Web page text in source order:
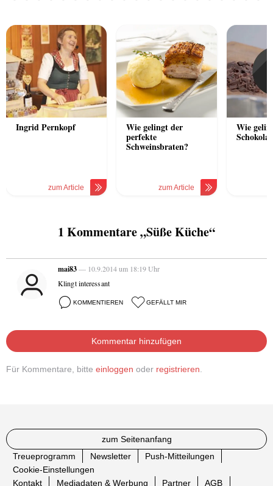
Ingrid Pernkopf
zum Article
Wie gelingt der
perfekte
Schweinsbraten?
zum Article
Wie
1 Kommentare „Süße Küche“
mai83— 10.9.2014 um 18:19 Uhr
Klingt interessant
KOMMENTIEREN GEFÄLLT MIR
Kommentar hinzufügen
Für Kommentare, bitte einloggen oder registrieren
zum Seitenanfang
Treueprogramm
Newsletter
Push-Mitteilungen
Cookie-Einstellungen
Kontakt
Mediadaten & Werbung Partner AGB